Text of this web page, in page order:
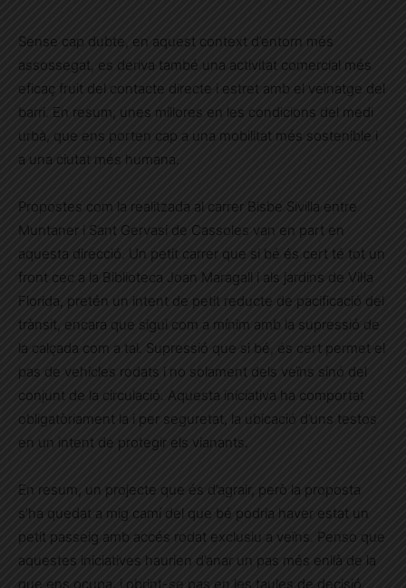
Sense cap dubte, en aquest context d’entorn més
assossegat, es deriva també una activitat comercial més
eficaç fruit del contacte directe i estret amb el veïnatge del
barri. En resum, unes millores en les condicions del medi
urbà, que ens porten cap a una mobilitat més sostenible i
a una ciutat més humana.
Propostes com la realitzada al carrer Bisbe Sivilla entre
Muntaner i Sant Gervasi de Cassoles van en part en
aquesta direcció. Un petit carrer que si bé és cert té tot un
front cec a la Biblioteca Joan Maragall i als jardins de Vil·la
Florida, pretén un intent de petit reducte de pacificació del
trànsit, encara que sigui com a mínim amb la supressió de
la calçada com a tal. Supressió que si bé, és cert permet el
pas de vehicles rodats i no solament dels veïns sinó del
conjunt de la circulació. Aquesta iniciativa ha comportat
obligatòriament la i per seguretat, la ubicació d’uns testos
en un intent de protegir els vianants.
En resum, un projecte que és d’agrair, però la proposta
s’ha quedat a mig camí del que bé podria haver estat un
petit passeig amb accés rodat exclusiu a veïns. Penso que
aquestes iniciatives haurien d’anar un pas més enllà de la
que ens ocupa, i obrint-se pas en les taules de decisió